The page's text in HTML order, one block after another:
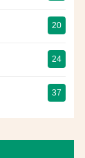
20
24
37